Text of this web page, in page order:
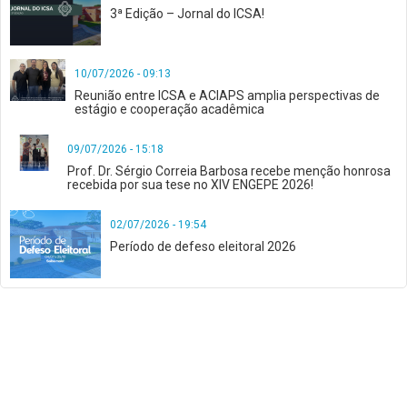
3ª Edição – Jornal do ICSA!
10/07/2026 - 09:13
Reunião entre ICSA e ACIAPS amplia perspectivas de
estágio e cooperação acadêmica
09/07/2026 - 15:18
Prof. Dr. Sérgio Correia Barbosa recebe menção honrosa
recebida por sua tese no XIV ENGEPE 2026!
02/07/2026 - 19:54
Período de defeso eleitoral 2026